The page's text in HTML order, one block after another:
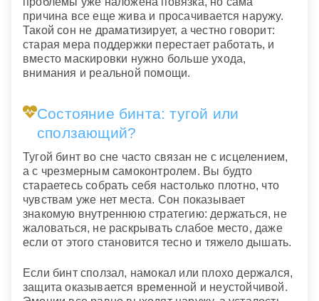
причина все еще жива и просачивается наружу.
Такой сон не драматизирует, а честно говорит:
старая мера поддержки перестает работать, и
вместо маскировки нужно больше ухода,
внимания и реальной помощи.
Состояние бинта: тугой или
сползающий?
Тугой бинт во сне часто связан не с исцелением,
а с чрезмерным самоконтролем. Вы будто
стараетесь собрать себя настолько плотно, что
чувствам уже нет места. Сон показывает
знакомую внутреннюю стратегию: держаться, не
жаловаться, не раскрывать слабое место, даже
если от этого становится тесно и тяжело дышать.
Если бинт сползал, намокал или плохо держался,
защита оказывается временной и неустойчивой.